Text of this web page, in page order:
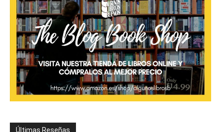
Últimas Reseñas